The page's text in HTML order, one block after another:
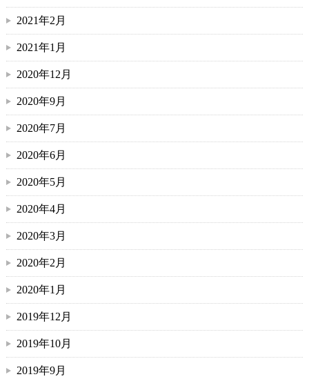
2021年2月
2021年1月
2020年12月
2020年9月
2020年7月
2020年6月
2020年5月
2020年4月
2020年3月
2020年2月
2020年1月
2019年12月
2019年10月
2019年9月